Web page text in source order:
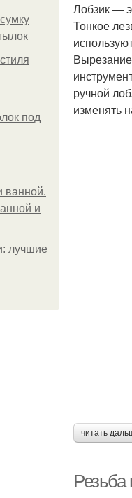
под
ванной.
и
лучшие
Лобзик —
Тонкое
ручной
изменять
читать